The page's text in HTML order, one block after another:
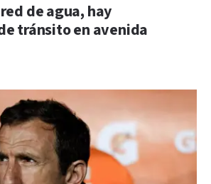
de agua, hay
tránsito en avenida